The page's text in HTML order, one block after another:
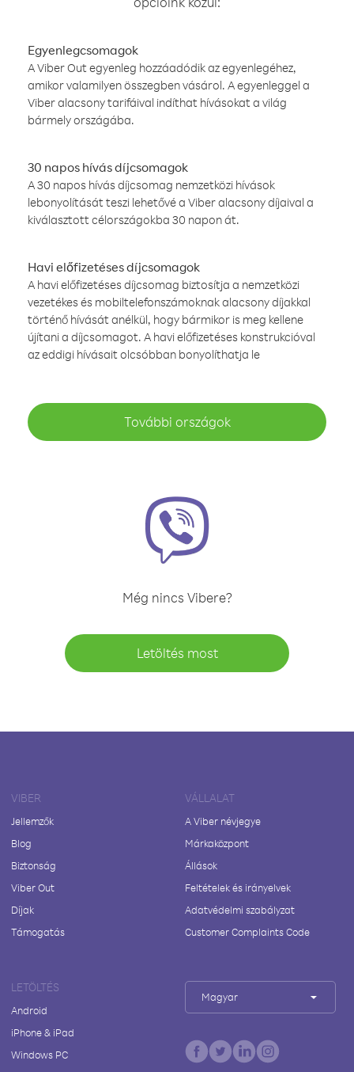
Egyenlegcsomagok
A Viber Out egyenleg hozzáadódik az egyenlegéhez,
amikor valamilyen összegben vásárol. A egyenleggel a
Viber alacsony tarifáival indíthat hívásokat a világ
bármely országába.
30 napos hívás díjcsomagok
A 30 napos hívás díjcsomag nemzetközi hívások
lebonyolítását teszi lehetővé a Viber alacsony díjaival a
kiválasztott célországokba 30 napon át.
Havi előfizetéses díjcsomagok
A havi előfizetéses díjcsomag biztosítja a nemzetközi
vezetékes és mobiltelefonszámoknak alacsony díjakkal
történő hívását anélkül, hogy bármikor is meg kellene
újítani a díjcsomagot. A havi előfizetéses konstrukcióval
az eddigi hívásait olcsóbban bonyolíthatja le
További országok
Még nincs Vibere?
Letöltés most
VIBER
Jellemzők
Blog
Biztonság
Viber Out
Díjak
Támogatás
VÁLLALAT
A Viber névjegye
Márkaközpont
Állások
Feltételek és irányelvek
Adatvédelmi szabályzat
Customer Complaints Code
LETÖLTÉS
Android
iPhone & iPad
Windows PC
Magyar